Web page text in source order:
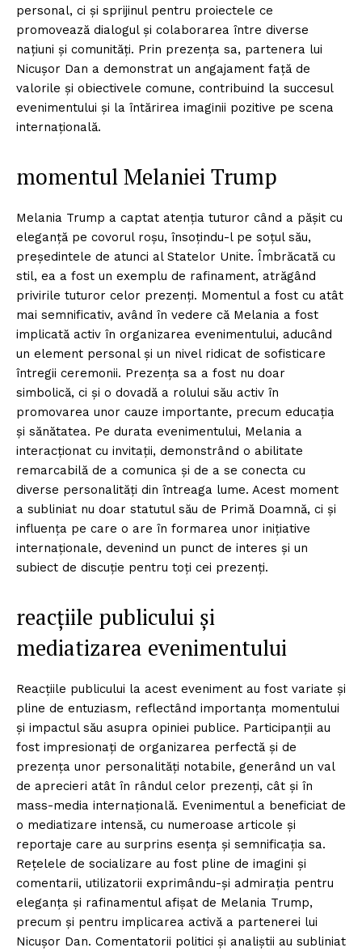
personal, ci și sprijinul pentru proiectele ce
promovează dialogul și colaborarea între diverse
națiuni și comunități. Prin prezența sa, partenera lui
Nicușor Dan a demonstrat un angajament față de
valorile și obiectivele comune, contribuind la succesul
evenimentului și la întărirea imaginii pozitive pe scena
internațională.
momentul Melaniei Trump
Melania Trump a captat atenția tuturor când a pășit cu
eleganță pe covorul roșu, însoțindu-l pe soțul său,
președintele de atunci al Statelor Unite. Îmbrăcată cu
stil, ea a fost un exemplu de rafinament, atrăgând
privirile tuturor celor prezenți. Momentul a fost cu atât
mai semnificativ, având în vedere că Melania a fost
implicată activ în organizarea evenimentului, aducând
un element personal și un nivel ridicat de sofisticare
întregii ceremonii. Prezența sa a fost nu doar
simbolică, ci și o dovadă a rolului său activ în
promovarea unor cauze importante, precum educația
și sănătatea. Pe durata evenimentului, Melania a
interacționat cu invitații, demonstrând o abilitate
remarcabilă de a comunica și de a se conecta cu
diverse personalități din întreaga lume. Acest moment
a subliniat nu doar statutul său de Primă Doamnă, ci și
influența pe care o are în formarea unor inițiative
internaționale, devenind un punct de interes și un
subiect de discuție pentru toți cei prezenți.
reacțiile publicului și
mediatizarea evenimentului
Reacțiile publicului la acest eveniment au fost variate și
pline de entuziasm, reflectând importanța momentului
și impactul său asupra opiniei publice. Participanții au
fost impresionați de organizarea perfectă și de
prezența unor personalități notabile, generând un val
de aprecieri atât în rândul celor prezenți, cât și în
mass-media internațională. Evenimentul a beneficiat de
o mediatizare intensă, cu numeroase articole și
reportaje care au surprins esența și semnificația sa.
Rețelele de socializare au fost pline de imagini și
comentarii, utilizatorii exprimându-și admirația pentru
eleganța și rafinamentul afișat de Melania Trump,
precum și pentru implicarea activă a partenerei lui
Nicușor Dan. Comentatorii politici și analiștii au subliniat